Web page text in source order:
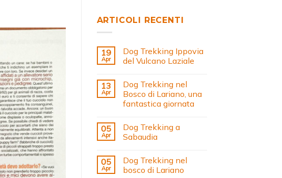
ARTICOLI RECENTI
19
Apr
Dog Trekking Ippovia
del Vulcano Laziale
13
Apr
Dog Trekking nel
Bosco di Lariano, una
fantastica giornata
05
Apr
Dog Trekking a
Sabaudia
05
Apr
Dog Trekking nel
bosco di Lariano